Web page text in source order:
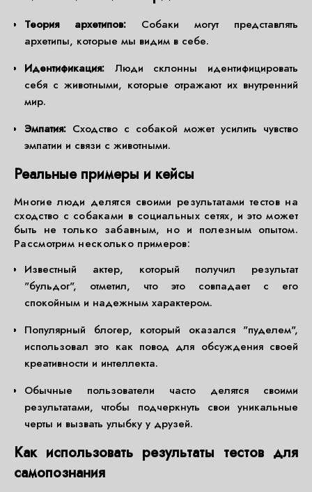
Теория архетипов: Собаки могут представлять
архетипы, которые мы видим в себе.
Идентификация: Люди склонны идентифицировать
себя с животными, которые отражают их внутренний
мир.
Эмпатия: Сходство с собакой может усилить чувство
эмпатии и связи с животными.
Реальные примеры и кейсы
Многие люди делятся своими результатами тестов на
сходство с собаками в социальных сетях, и это может
быть не только забавным, но и полезным опытом.
Рассмотрим несколько примеров:
Известный актер, который получил результат
"бульдог", отметил, что это совпадает с его
спокойным и надежным характером.
Популярный блогер, который оказался "пуделем",
использовал это как повод для обсуждения своей
креативности и интеллекта.
Обычные пользователи часто делятся своими
результатами, чтобы подчеркнуть свои уникальные
черты и вызвать улыбку у друзей.
Как использовать результаты тестов для
самопознания